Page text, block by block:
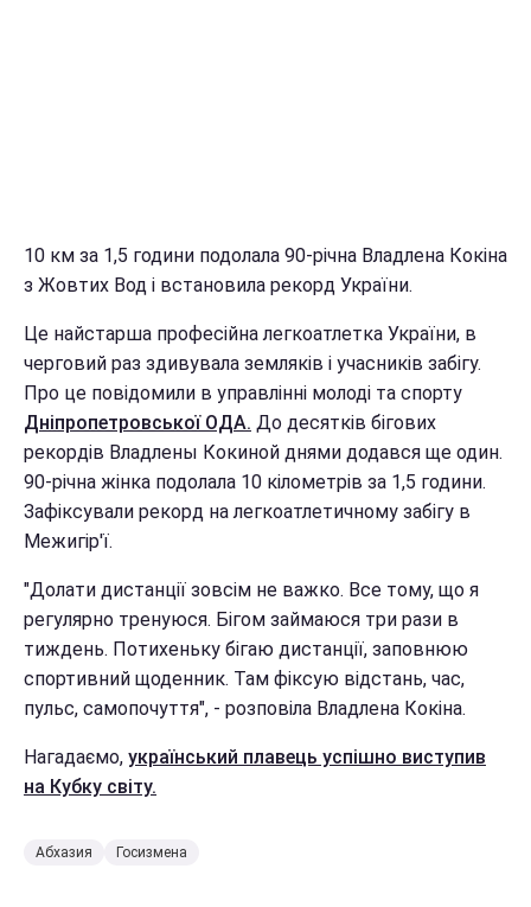
10 км за 1,5 години подолала 90-річна Владлена Кокіна
з Жовтих Вод і встановила рекорд України.
Це найстарша професійна легкоатлетка України, в
черговий раз здивувала земляків і учасників забігу.
Про це повідомили в управлінні молоді та спорту
Дніпропетровської ОДА. До десятків бігових
рекордів Владлены Кокиной днями додався ще один.
90-річна жінка подолала 10 кілометрів за 1,5 години.
Зафіксували рекорд на легкоатлетичному забігу в
Межигір'ї.
"Долати дистанції зовсім не важко. Все тому, що я
регулярно тренуюся. Бігом займаюся три рази в
тиждень. Потихеньку бігаю дистанції, заповнюю
спортивний щоденник. Там фіксую відстань, час,
пульс, самопочуття", - розповіла Владлена Кокіна.
Нагадаємо, український плавець успішно виступив
на Кубку світу.
Абхазия Госизмена